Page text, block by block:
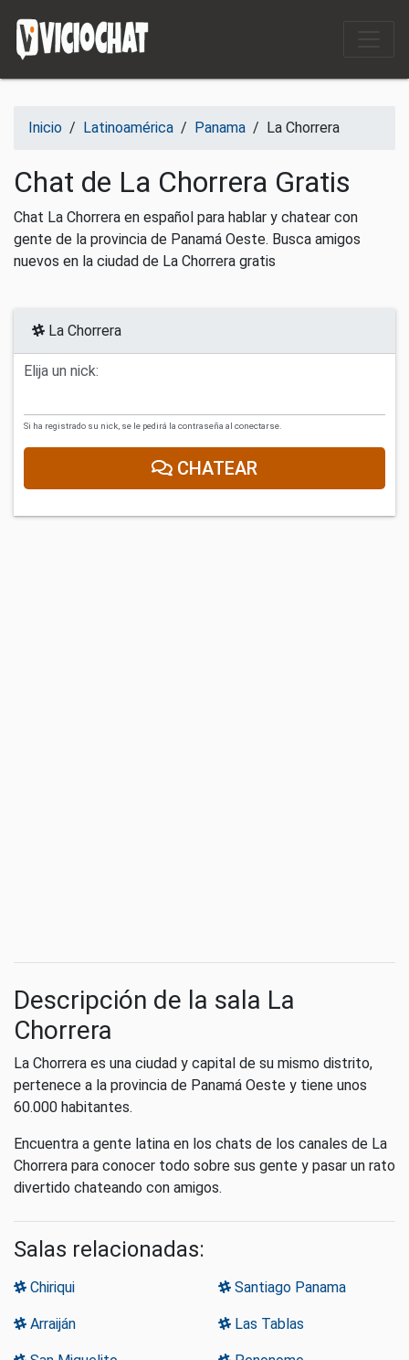
Inicio / Latinoamérica / Panama / La Chorrera
Chat de La Chorrera Gratis
Chat La Chorrera en español para hablar y chatear con
gente de la provincia de Panamá Oeste. Busca amigos
nuevos en la ciudad de La Chorrera gratis
La Chorrera
Elija un nick:
Si ha registrado su nick, se le pedirá la contraseña al conectarse.
CHATEAR
Descripción de la sala La
Chorrera
La Chorrera es una ciudad y capital de su mismo distrito,
pertenece a la provincia de Panamá Oeste y tiene unos
60.000 habitantes.
Encuentra a gente latina en los chats de los canales de La
Chorrera para conocer todo sobre sus gente y pasar un rato
divertido chateando con amigos.
Salas relacionadas:
Chiriqui Santiago Panama
Arraiján Las Tablas